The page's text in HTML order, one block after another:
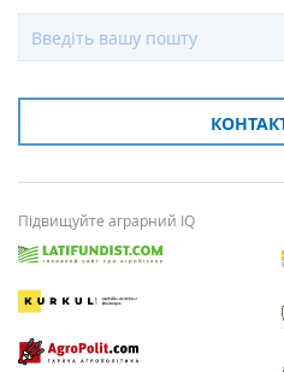
Підвищуйте аграрний IQ